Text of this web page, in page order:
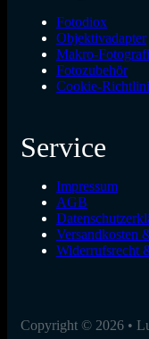
Fotodiox
Objektivadapter
Makro-
Fotozubehör
Cookie-
Service
Impressum
AGB
Versandkosten
Widerrufsrecht
Copyright © 2026 •